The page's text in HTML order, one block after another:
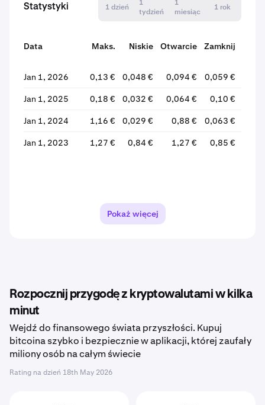
Statystyki 1 dzień
1
tydzień
1
miesiąc
1 rok
Data Maks. Niskie Otwarcie Zamknij
Jan 1, 2026 0,13 € 0,048 € 0,094 € 0,059 €
Jan 1, 2025 0,18 € 0,032 € 0,064 € 0,10 €
Jan 1, 2024 1,16 € 0,029 € 0,88 € 0,063 €
Jan 1, 2023 1,27 € 0,84 € 1,27 € 0,85 €
Pokaż więcej
Rozpocznij przygodę z kryptowalutami w kilka
minut
Wejdź do finansowego świata przyszłości. Kupuj
bitcoina szybko i bezpiecznie w aplikacji, której zaufały
miliony osób na całym świecie
Rating na dzień 18th May 2026